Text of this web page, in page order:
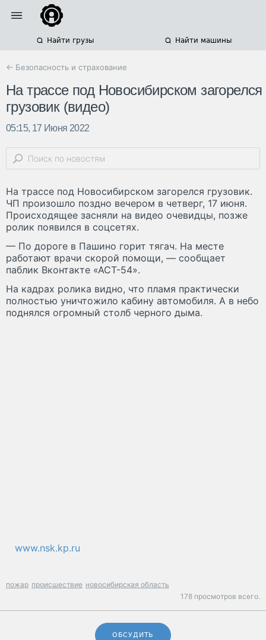
Найти грузы Найти машины
← Безопасность и страхование
На трассе под Новосибирском загорелся
грузовик (видео)
05:15, 17 Июня 2022
На трассе под Новосибирском загорелся грузовик.
ЧП произошло поздно вечером в четверг, 17 июня.
Происходящее засняли на видео очевидцы, позже
ролик появился в соцсетях.
— По дороге в Пашино горит тягач. На месте
работают врачи скорой помощи, — сообщает
паблик Вконтакте «АСТ-54».
На кадрах ролика видно, что пламя практически
полностью уничтожило кабину автомобиля. А в небо
поднялся огромный столб черного дыма.
www.nsk.kp.ru
пожар происшествие новосибирская область
178 просмотров всего.
ОБСУДИТЬ